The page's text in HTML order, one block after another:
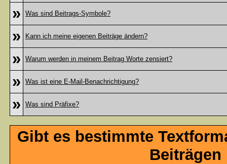
» Was sind Beitrags-Symbole?
» Kann ich meine eigenen Beiträge ändern?
» Warum werden in meinem Beitrag Worte zensiert?
» Was ist eine E-Mail-Benachrichtigung?
» Was sind Präfixe?
Gibt es bestimmte
Beiträgen